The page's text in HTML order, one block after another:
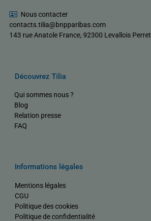
Nous contacter
contacts.tilia@bnpparibas.com
143 rue Anatole France, 92300 Levallois Perret
Découvrez Tilia
Qui sommes nous ?
Blog
Relation presse
FAQ
Informations légales
Mentions légales
CGU
Politique des cookies
Politique de confidentialité